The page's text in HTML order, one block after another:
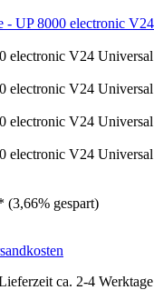
(3,66% gespart)
ca. 2-4 Werktage